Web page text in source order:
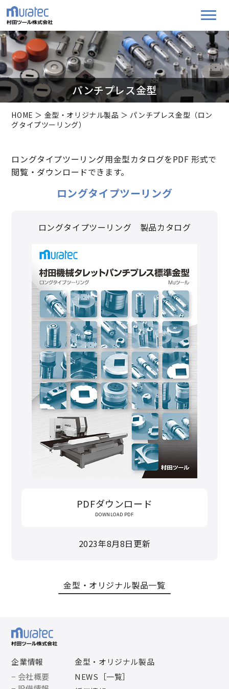
パンチプレス金型
HOME ＞ 金型・オリジナル製品 ＞ パンチプレス金型（ロン
グタイプツーリング）
ロングタイプツーリング用金型カタログをPDF 形式で
閲覧・ダウンロードできます。
ロングタイプツーリング
ロングタイプツーリング 製品カタログ
PDFダウンロード
DOWNLOAD PDF
2023年8月8日更新
金型・オリジナル製品一覧
企業情報
− 会社概要
金型・オリジナル製品
NEWS［一覧］